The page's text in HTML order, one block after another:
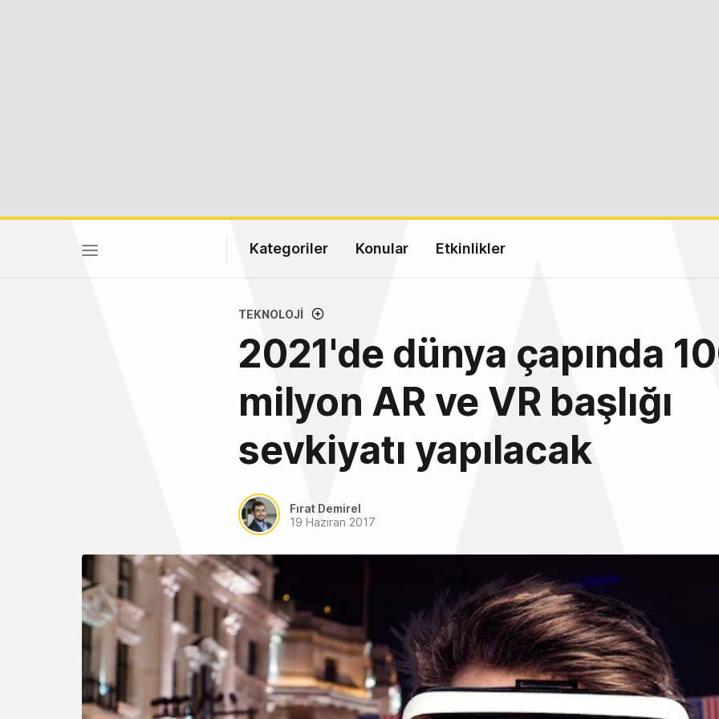
Kategoriler Konular Etkinlikler
TEKNOLOJI
2021'de dünya çapında
milyon AR ve VR başlığı
sevkiyatı yapılacak
Fırat Demirel
19 Haziran 2017